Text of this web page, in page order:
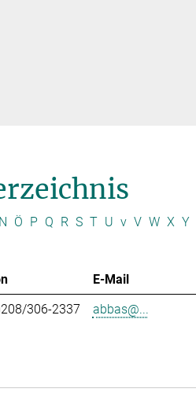
N Ö P Q R S T U v V W X Y
E-Mail
306-2337 abbas@...